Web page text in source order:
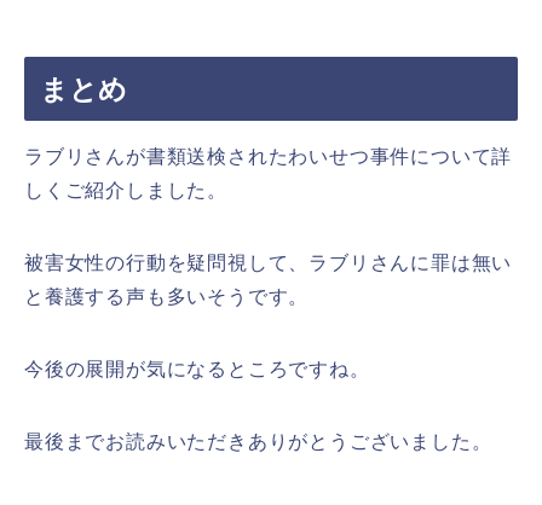
まとめ
ラブリさんが書類送検されたわいせつ事件について詳
しくご紹介しました。
被害女性の行動を疑問視して、ラブリさんに罪は無い
と養護する声も多いそうです。
今後の展開が気になるところですね。
最後までお読みいただきありがとうございました。